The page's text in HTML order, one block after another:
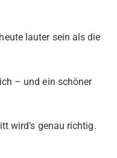
lauter sein als die
– und ein schöner
wird’s genau richtig.